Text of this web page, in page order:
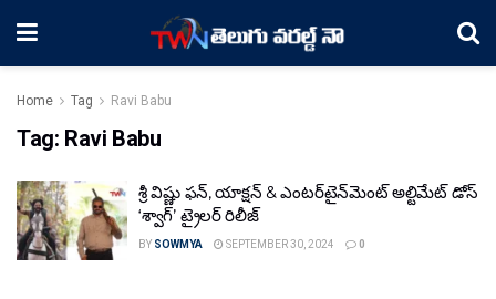
Home Tag Ravi Babu
Tag: Ravi Babu
శ్రీ విష్ణు ఫన్, యాక్షన్ & ఎంటర్‌టైన్‌మెంట్ అల్టిమేట్ డోస్
‘శ్వాగ్’ ట్రైలర్ రిలీజ్
BY SOWMYA SEPTEMBER 30, 2024 0